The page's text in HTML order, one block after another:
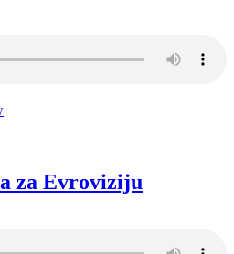
za Evroviziju